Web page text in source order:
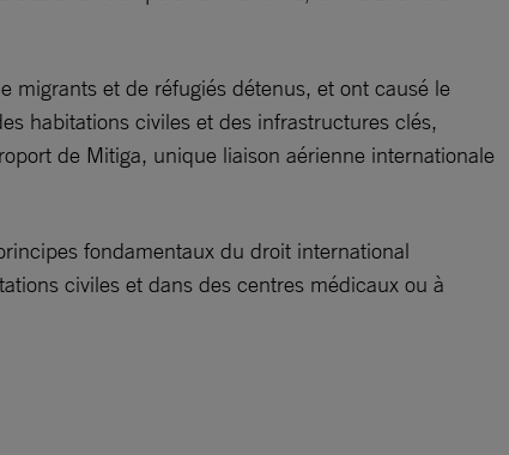
migrants et de réfugiés détenus, et ont causé le
habitations civiles et des infrastructures clés,
de Mitiga, unique liaison aérienne internationale
fondamentaux du droit international
civiles et dans des centres médicaux ou à